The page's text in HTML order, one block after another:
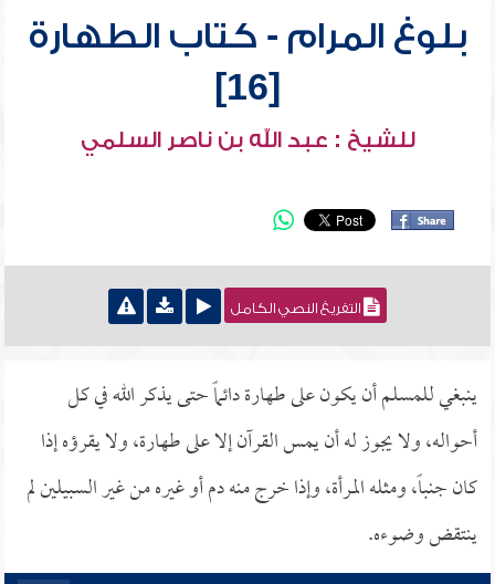
بلوغ المرام - كتاب الطهارة
[16]
للشيخ : عبد الله بن ناصر السلمي
التفريغ النصي الكامل
ينبغي للمسلم أن يكون على طهارة دائماً حتى يذكر الله في كل
أحواله، ولا يجوز له أن يمس القرآن إلا على طهارة، ولا يقرؤه إذا
كان جنباً، ومثله المرأة، وإذا خرج منه دم أو غيره من غير السبيلين لم
ينتقض وضوءه.